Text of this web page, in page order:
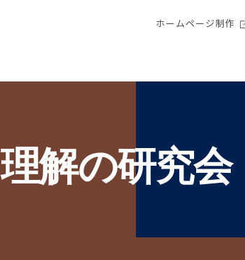
ホームページ制作
理解の研究会